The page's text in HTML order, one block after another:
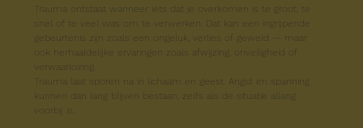
Trauma ontstaat wanneer iets dat je overkomen is te groot, te
snel of te veel was om te verwerken. Dat kan een ingrijpende
gebeurtenis zijn zoals een ongeluk, verlies of geweld — maar
ook herhaaldelijke ervaringen zoals afwijzing, onveiligheid of
verwaarlozing.
Trauma laat sporen na in lichaam en geest. Angst en spanning
kunnen dan lang blijven bestaan, zelfs als de situatie allang
voorbij is.